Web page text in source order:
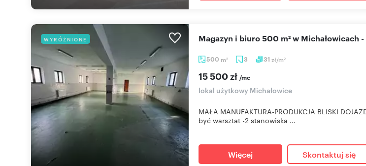
WYRÓŻNIONE
500 m2 3 31 zł/m2
Magazyn i biuro 500 m² w Michałowicach
15 500 zł /mc
lokal użytkowy Michałowice
MAŁA MANUFAKTURA-PRODUKCJA BLISKI
być warsztat -2 stanowiska ...
Więcej Skontaktuj się